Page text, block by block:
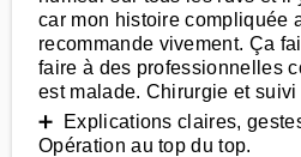
car mon histoire compliquée
recommande vivement. Ça
faire à des professionnelles
est malade. Chirurgie et suivi
➕ Explications claires,
Opération au top du top.